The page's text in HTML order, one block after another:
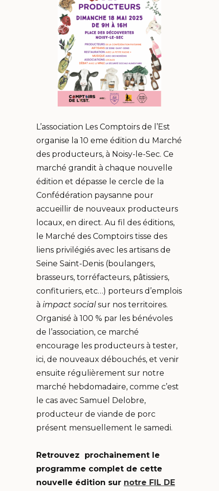
L’association Les Comptoirs de l’Est
organise la 10 eme édition du Marché
des producteurs, à Noisy-le-Sec. Ce
marché grandit à chaque nouvelle
édition et dépasse le cercle de la
Confédération paysanne pour
accueillir de nouveaux producteurs
locaux, en direct. Au fil des éditions,
le Marché des Comptoirs tisse des
liens privilégiés avec les artisans de
Seine Saint-Denis (boulangers,
brasseurs, torréfacteurs, pâtissiers,
confituriers, etc…) porteurs d’emplois
à impact socialsur nos territoires.
Organisé à 100 % par les bénévoles
de l’association, ce marché
encourage les producteurs à tester,
ici, de nouveaux débouchés, et venir
ensuite régulièrement sur notre
marché hebdomadaire, comme c’est
le cas avec Samuel Delobre,
producteur de viande de porc
présent mensuellement le samedi.
Retrouvez prochainement le
programme complet de cette
nouvelle édition sur notre FIL DE